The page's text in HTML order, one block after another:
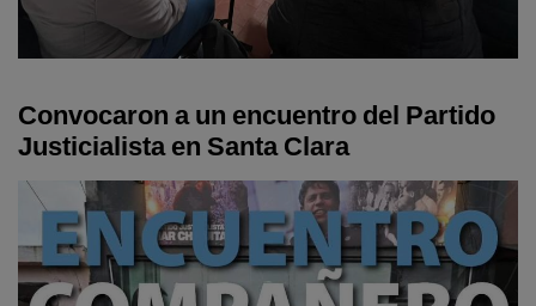
Convocaron a un encuentro del Partido
Justicialista en Santa Clara